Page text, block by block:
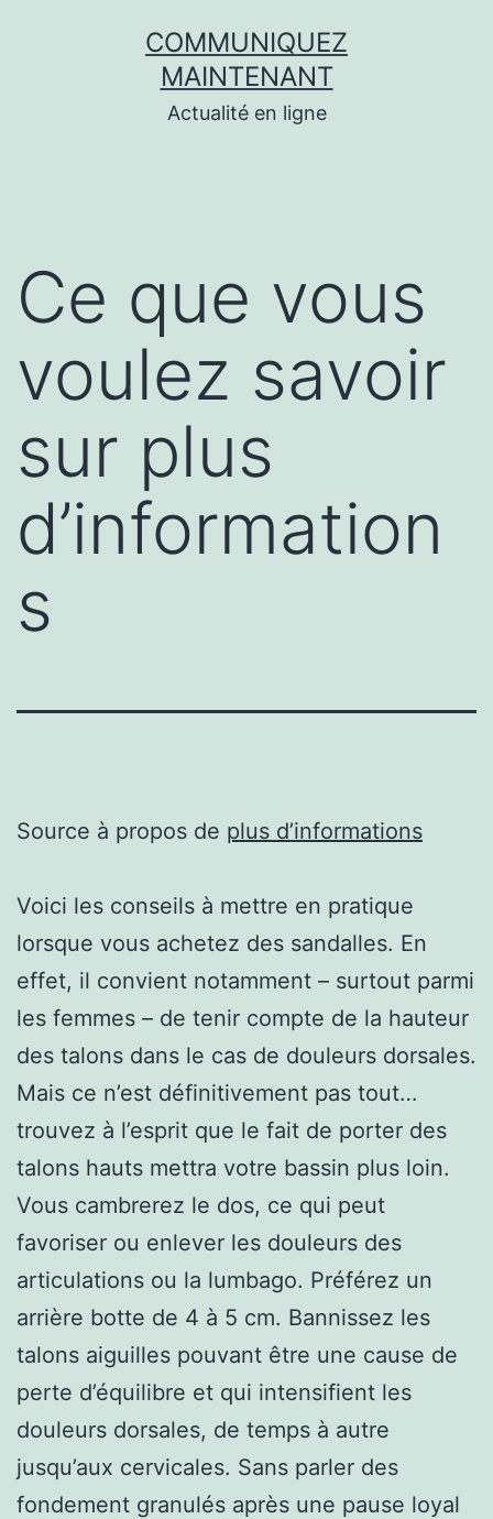
COMMUNIQUEZ
MAINTENANT
Actualité en ligne
Ce que vous
voulez savoir
sur plus
d’information
s
Source à propos de plus d’informations
Voici les conseils à mettre en pratique
lorsque vous achetez des sandalles. En
effet, il convient notamment – surtout parmi
les femmes – de tenir compte de la hauteur
des talons dans le cas de douleurs dorsales.
Mais ce n’est définitivement pas tout…
trouvez à l’esprit que le fait de porter des
talons hauts mettra votre bassin plus loin.
Vous cambrerez le dos, ce qui peut
favoriser ou enlever les douleurs des
articulations ou la lumbago. Préférez un
arrière botte de 4 à 5 cm. Bannissez les
talons aiguilles pouvant être une cause de
perte d’équilibre et qui intensifient les
douleurs dorsales, de temps à autre
jusqu’aux cervicales. Sans parler des
fondement granulés après une pause loyal